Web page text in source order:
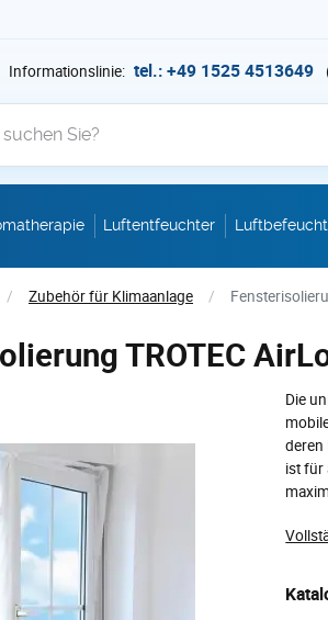
Informationslinie: tel.: +49 1525 4513649
Luftentfeuchter
/ Zubehör für Klimaanlage /
TROTEC
Die
deren
ist für